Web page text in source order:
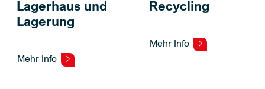
Lagerhaus und
Lagerung
Mehr Info
Recycling
Mehr Info